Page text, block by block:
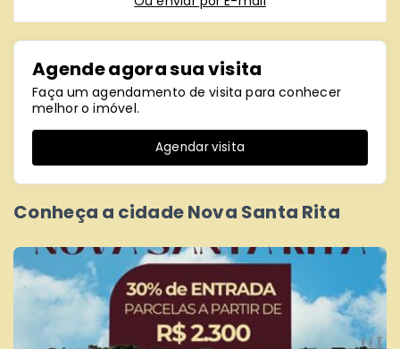
Agende agora sua visita
Faça um agendamento de visita para conhecer
melhor o imóvel.
Agendar visita
Conheça a cidade Nova Santa Rita